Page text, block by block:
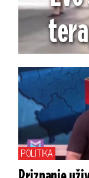
POLITIKA